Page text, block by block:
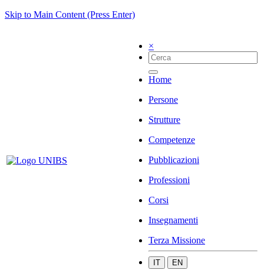
Skip to Main Content (Press Enter)
×
Home
Persone
Strutture
Competenze
Pubblicazioni
Professioni
Corsi
Insegnamenti
Terza Missione
IT EN